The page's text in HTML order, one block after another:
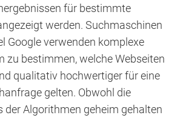
für bestimmte
werden. Suchmaschinen
Google verwenden komplexe
zu bestimmen, welche Webseiten
qualitativ hochwertiger für eine
gelten. Obwohl die
der Algorithmen geheim gehalten